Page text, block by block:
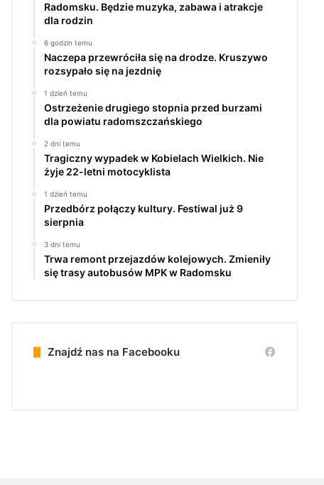
Radomsku. Będzie muzyka, zabawa i atrakcje
dla rodzin
6 godzin temu
Naczepa przewróciła się na drodze. Kruszywo
rozsypało się na jezdnię
1 dzień temu
Ostrzeżenie drugiego stopnia przed burzami
dla powiatu radomszczańskiego
2 dni temu
Tragiczny wypadek w Kobielach Wielkich. Nie
żyje 22-letni motocyklista
1 dzień temu
Przedbórz połączy kultury. Festiwal już 9
sierpnia
3 dni temu
Trwa remont przejazdów kolejowych. Zmieniły
się trasy autobusów MPK w Radomsku
Znajdź nas na Facebooku